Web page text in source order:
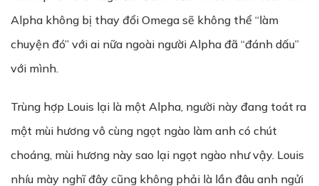
Alpha không bị thay đổi Omega sẽ không thể “làm
chuyện đó” với ai nữa ngoài người Alpha đã “đánh dấu”
với mình.
Trùng hợp Louis lại là một Alpha, người này đang toát ra
một mùi hương vô cùng ngọt ngào làm anh có chút
choáng, mùi hương này sao lại ngọt ngào như vậy. Louis
nhíu mày nghĩ đây cũng không phải là lần đâu anh ngửi